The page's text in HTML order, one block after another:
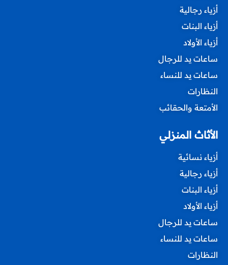
أزياء رجالية
أزياء البنات
أزياء الأولاد
ساعات يد للرجال
ساعات يد للنساء
النظارات
الأمتعة والحقائب
الأثاث المنزلي
أزياء نسائية
أزياء رجالية
أزياء البنات
أزياء الأولاد
ساعات يد للرجال
ساعات يد للنساء
النظارات